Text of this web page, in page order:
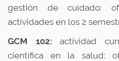
gestión de cuidado:
actividades en los 2
GCM 102: actividad
científica en la salud: